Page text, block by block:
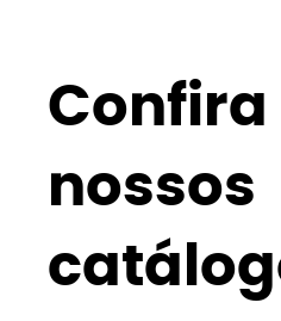
Confira
nossos